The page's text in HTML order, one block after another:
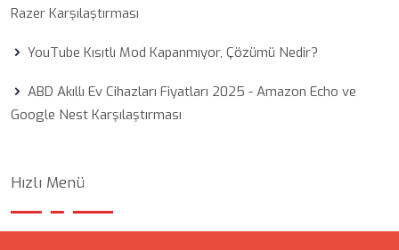
Razer Karşılaştırması
YouTube Kısıtlı Mod Kapanmıyor, Çözümü Nedir?
ABD Akıllı Ev Cihazları Fiyatları 2025 - Amazon Echo ve
Google Nest Karşılaştırması
Hızlı Menü